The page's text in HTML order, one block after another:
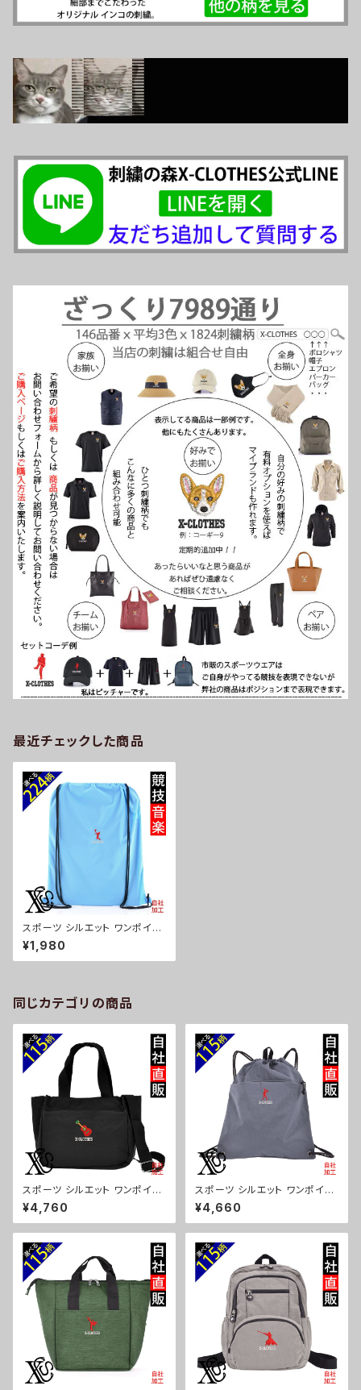
最近チェックした商品
スポーツ シルエット ワンポイン
ト 刺繍 巾着 リュックサック ナイ
ロンバッグ オリジナル ナップサ
ック ランドリーバッグ メンズ レ
ー 紺 父の日 ロゴ 卒業 記念品
部活 卒団 サッカー バスケ テニ
ス プレゼント 誕生日 ori-a-kn
b3-b08-s
¥1,980
同じカテゴリの商品
スポーツ シルエット ワンポイン
ト 刺繍トート ショルダーバッグ
カジュアル 軽量 レディース メン
ズ 雑貨 グッズ 自社ブランド 柄
バスケ テニス 和太鼓 大相撲 or
i-a-bg181-b08-s
¥4,760
スポーツ シルエット ワンポイン
ト 刺繍撥水 ナイロン ナップサッ
ク メンズ 大容量 ジム サブバッ
グ レディース 雑貨 グッズ 自社
野球 サッカー バスケ テニス 和
太鼓 大相撲 ori-a-bg180-b0
8-s
¥4,660